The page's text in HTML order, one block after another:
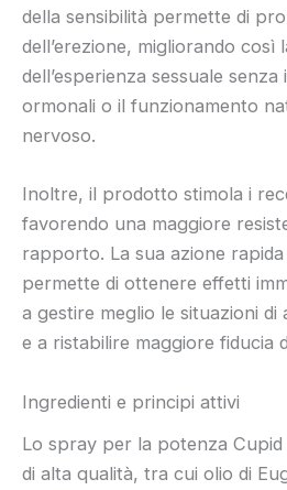
della sensibilità permette di
dell’erezione, migliorando così
dell’esperienza sessuale
ormonali o il funzionamento
nervoso.
Inoltre, il prodotto stimola i
favorendo una maggiore
rapporto. La sua azione
permette di ottenere effetti
a gestire meglio le situazioni di
e a ristabilire maggiore fiducia
Ingredienti e principi attivi
Lo spray per la potenza
di alta qualità, tra cui olio di